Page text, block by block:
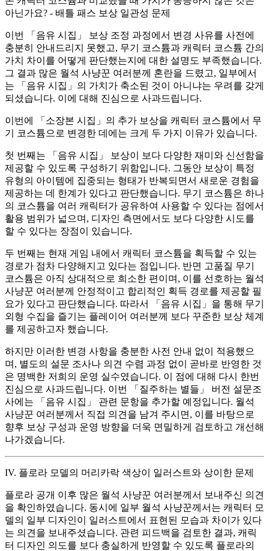
아닌가요? - 배틀 패스 보상 일관성 문제
이번 「음유 시집」 보상 조정 과정에서 변경 사유를 사전에
충분히 안내드리지 못했고, 무기 코스튬과 캐릭터 코스튬 간의
가치 차이를 어떻게 판단했는지에 대한 설명도 부족했습니다.
그 결과 많은 월석 사냥꾼 여러분께 혼란을 드렸고, 일부에서
는 「음유 시집」의 가치가 축소된 것이 아니냐는 우려를 갖게
되셨습니다. 이에 대해 진심으로 사과드립니다.
이번에 「소장본 시집」의 추가 보상을 캐릭터 코스튬에서 무
기 코스튬으로 변경한 데에는 크게 두 가지 이유가 있습니다.
첫 번째는 「음유 시집」 보상이 보다 다양한 재미와 신선함을
제공할 수 있도록 구성하기 위함입니다. 그동안 보상이 특정
유형의 아이템에 집중되는 형태가 반복되면서 새로운 경험을
제공하는 데 한계가 있다고 판단했습니다. 무기 코스튬은 하나
의 코스튬을 여러 캐릭터가 공유하여 사용할 수 있다는 점에서
활용 범위가 넓으며, 디자인 측면에서도 보다 다양한 시도를
할 수 있다는 장점이 있습니다.
두 번째는 현재 게임 내에서 캐릭터 코스튬을 획득할 수 있는
경로가 점차 다양해지고 있다는 점입니다. 반면 고품질 무기
코스튬은 아직 상대적으로 희소한 편이며, 이를 선호하는 월석
사냥꾼 여러분께 안정적이고 합리적인 획득 경로를 제공할 필
요가 있다고 판단했습니다. 따라서 「음유 시집」을 통해 무기
외형 수집을 즐기는 플레이어 여러분께 보다 꾸준한 보상 체계
를 제공하고자 했습니다.
하지만 이러한 변경 사항을 충분한 사전 안내 없이 적용했으
며, 별도의 설문 조사나 의견 수렴 과정 없이 곧바로 반영한 것
은 명백한 저희의 운영 실수였습니다. 이 점에 대해 다시 한번
진심으로 사과드립니다. 이번 「질주하는 별들」 버전 설문조
사에는 「음유 시집」 관련 문항을 추가할 예정입니다. 월석
사냥꾼 여러분께서 직접 의견을 남겨 주시면, 이를 바탕으로
향후 보상 구성과 운영 방향을 더욱 면밀하게 검토하고 개선해
나가겠습니다.
IV. 플로라 모델의 머리카락 색상이 일러스트와 상이한 문제
플로라 공개 이후 많은 월석 사냥꾼 여러분께서 보내주신 의견
을 확인하였습니다. 동시에 일부 월석 사냥꾼께서는 캐릭터 모
델의 일부 디자인이 일러스트에서 표현된 모습과 차이가 있다
는 의견을 보내주셨습니다. 관련 피드백을 검토한 결과, 캐릭
터 디자인 의도를 보다 충실하게 반영할 수 있도록 플로라의